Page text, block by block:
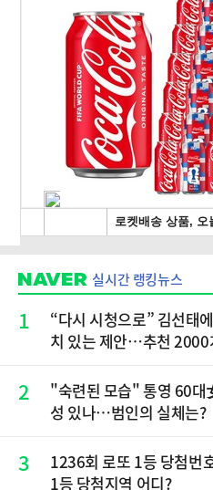
실시간 랭킹뉴스
1
“다시 시청으로” 김선태
치 있는 제안…추천 2000
2
"숙련된 모습" 통영 60대
성 있나…범인의 실체는?
3
1236회 로또 1등 당첨번
1등 당첨지역 어디?